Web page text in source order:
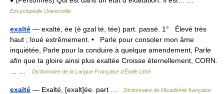
Encyclopédie Universelle
exalté — exalté, ée (è gzal té, tée) part. passé. 1° Élevé très
haut ; loué extrêmement. • Parle pour consoler mon âme
inquiétée, Parle pour la conduire à quelque amendement, Parle
afin que ta gloire ainsi plus exaltée Croisse éternellement, CORN.
Dictionnaire de la Langue Française d'Émile Littré
exalté — Exalté, [exalt]ée. part … Dictionnaire de l'Académie française